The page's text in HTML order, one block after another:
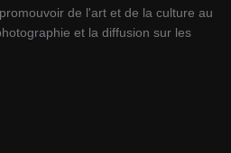
de l'art et de la culture au
et la diffusion sur les